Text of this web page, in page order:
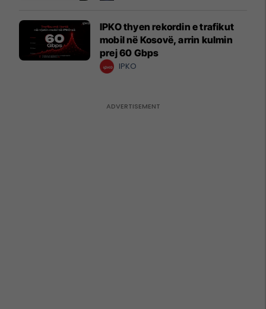
IPKO thyen rekordin e trafikut
mobil në Kosovë, arrin kulmin
prej 60 Gbps
IPKO